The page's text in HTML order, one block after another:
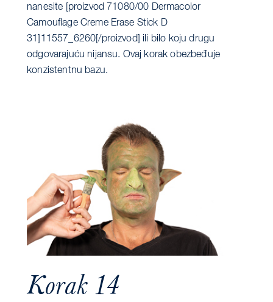
nanesite [proizvod 71080/00 ​​Dermacolor
Camouflage Creme Erase Stick D
31]11557_6260[/proizvod] ili bilo koju drugu
odgovarajuću nijansu. Ovaj korak obezbeđuje
konzistentnu bazu.
Korak 14